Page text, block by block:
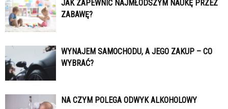
JAK ZAPEWNIĆ NAJMŁODSZYM NAUKĘ PRZEZ
ZABAWĘ?
WYNAJEM SAMOCHODU, A JEGO ZAKUP – CO
WYBRAĆ?
NA CZYM POLEGA ODWYK ALKOHOLOWY